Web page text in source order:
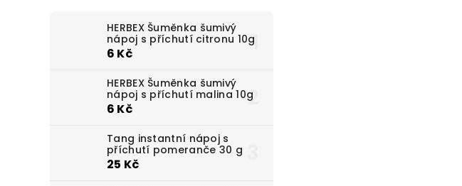
HERBEX Šuměnka šumivý
nápoj s příchutí citronu 10g
6 Kč
HERBEX Šuměnka šumivý
nápoj s příchutí malina 10g
6 Kč
Tang instantní nápoj s
příchutí pomeranče 30 g
25 Kč